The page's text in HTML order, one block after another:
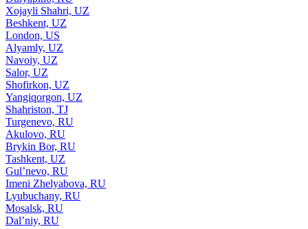
Xojayli Shahri, UZ
Beshkent, UZ
London, US
Alyamly, UZ
Navoiy, UZ
Salor, UZ
Shofirkon, UZ
Yangiqorgon, UZ
Shahriston, TJ
Turgenevo, RU
Akulovo, RU
Brykin Bor, RU
Tashkent, UZ
Gul’nevo, RU
Imeni Zhelyabova, RU
Lyubuchany, RU
Mosalsk, RU
Dal’niy, RU